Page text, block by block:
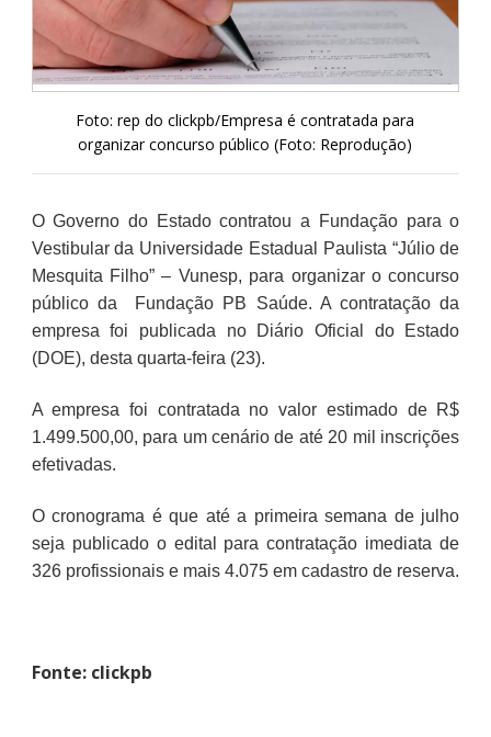
Foto: rep do clickpb/Empresa é contratada para
organizar concurso público (Foto: Reprodução)
O Governo do Estado contratou a Fundação para o
Vestibular da Universidade Estadual Paulista “Júlio de
Mesquita Filho” – Vunesp, para organizar o concurso
público da Fundação PB Saúde. A contratação da
empresa foi publicada no Diário Oficial do Estado
(DOE), desta quarta-feira (23).
A empresa foi contratada no valor estimado de R$
1.499.500,00, para um cenário de até 20 mil inscrições
efetivadas.
O cronograma é que até a primeira semana de julho
seja publicado o edital para contratação imediata de
326 profissionais e mais 4.075 em cadastro de reserva.
Fonte: clickpb